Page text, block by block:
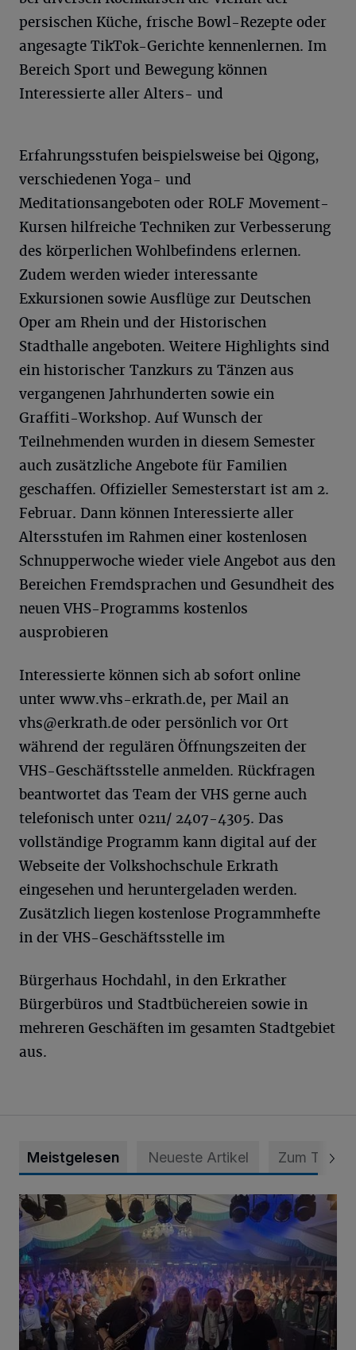
persischen Küche, frische Bowl-Rezepte oder
angesagte TikTok-Gerichte kennenlernen. Im
Bereich Sport und Bewegung können
Interessierte aller Alters- und
Erfahrungsstufen beispielsweise bei Qigong,
verschiedenen Yoga- und
Meditationsangeboten oder ROLF Movement-
Kursen hilfreiche Techniken zur Verbesserung
des körperlichen Wohlbefindens erlernen.
Zudem werden wieder interessante
Exkursionen sowie Ausflüge zur Deutschen
Oper am Rhein und der Historischen
Stadthalle angeboten. Weitere Highlights sind
ein historischer Tanzkurs zu Tänzen aus
vergangenen Jahrhunderten sowie ein
Graffiti-Workshop. Auf Wunsch der
Teilnehmenden wurden in diesem Semester
auch zusätzliche Angebote für Familien
geschaffen. Offizieller Semesterstart ist am 2.
Februar. Dann können Interessierte aller
Altersstufen im Rahmen einer kostenlosen
Schnupperwoche wieder viele Angebot aus den
Bereichen Fremdsprachen und Gesundheit des
neuen VHS-Programms kostenlos
ausprobieren
Interessierte können sich ab sofort online
unter www.vhs-erkrath.de, per Mail an
vhs@erkrath.de oder persönlich vor Ort
während der regulären Öffnungszeiten der
VHS-Geschäftsstelle anmelden. Rückfragen
beantwortet das Team der VHS gerne auch
telefonisch unter 0211/ 2407-4305. Das
vollständige Programm kann digital auf der
Webseite der Volkshochschule Erkrath
eingesehen und heruntergeladen werden.
Zusätzlich liegen kostenlose Programmhefte
in der VHS-Geschäftsstelle im
Bürgerhaus Hochdahl, in den Erkrather
Bürgerbüros und Stadtbüchereien sowie in
mehreren Geschäften im gesamten Stadtgebiet
aus.
Meistgelesen Neueste Artikel Zum Thema
Viele Bilder: Toller Auftakt des Unterbacher